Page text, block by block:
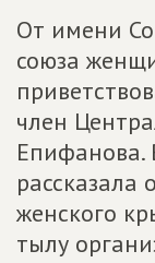
От имени
союза
член
Епифанова.
рассказала
женского
тылу